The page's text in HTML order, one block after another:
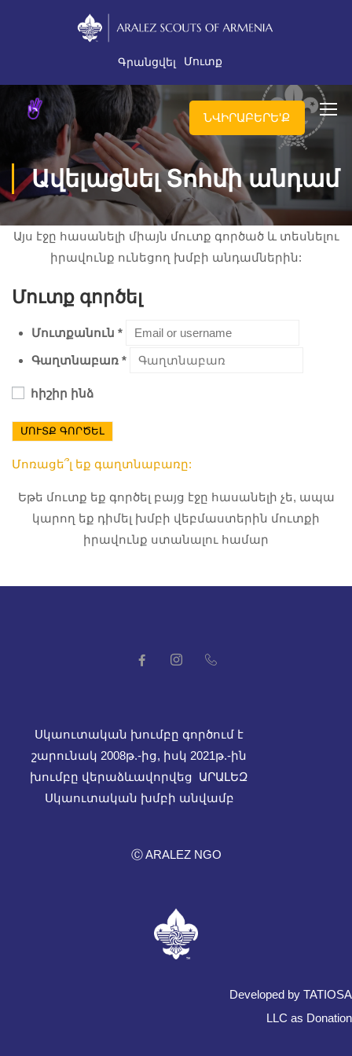
Գրանցվել Մուտք
ՆՎԻՐԱԲԵՐԵ'Ք
Ավելացնել Տոհմի անդամ
Այս էջը հասանելի միայն մուտք գործած և տեսնելու
իրավունք ունեցող խմբի անդամներին:
Մուտք գործել
Մուտքանուն *
Գաղտնաբառ *
հիշիր ինձ
ՄՈՒՏՔ ԳՈՐԾԵԼ
Մոռացե՞լ եք գաղտնաբառը:
Եթե մուտք եք գործել բայց էջը հասանելի չե, ապա
կարող եք դիմել խմբի վեբմաստերին մուտքի
իրավունք ստանալու համար
Սկաուտական խումբը գործում է
շարունակ 2008թ.-ից, իսկ 2021թ.-ին
խումբը վերաձևավորվեց ԱՐԱԼԵԶ
Սկաուտական խմբի անվամբ
Ⓒ ARALEZ NGO
Developed by TATIOSA
LLC as Donation